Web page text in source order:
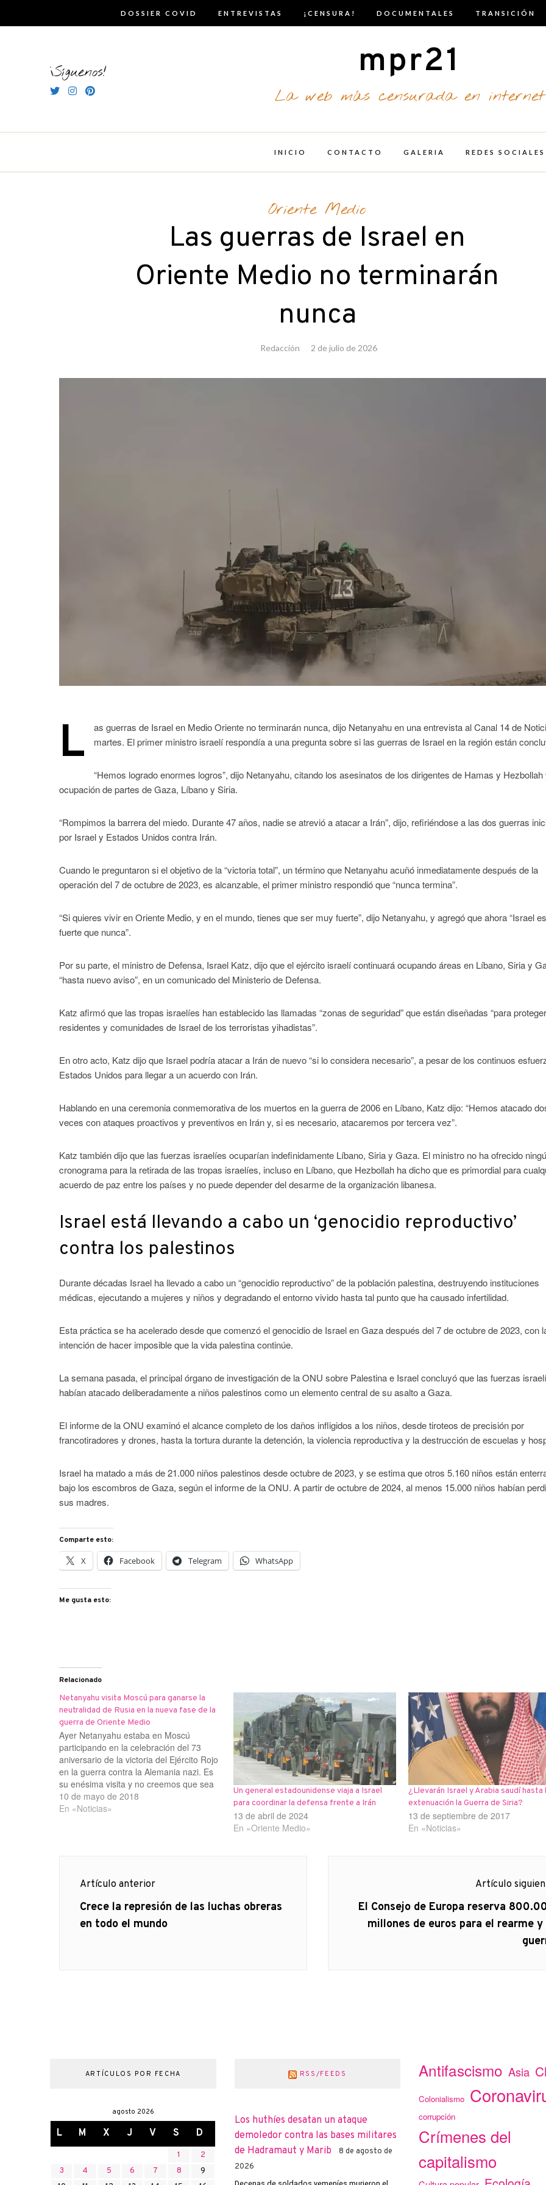
DOSSIER COVID ENTREVISTAS ¡CENSURA! DOCUMENTALES TRANSICIÓN
¡Síguenos! mpr21
La web más censurada en internet
INICIO CONTACTO GALERIA REDES SOCIALES
Oriente Medio
Las guerras de Israel en
Oriente Medio no terminarán
nunca
Redacción 2 de julio de 2026
L
as guerras de Israel en Medio Oriente no terminarán nunca, dijo Netanyahu en una entrevista al Canal 14 de
martes. El primer ministro israelí respondía a una pregunta sobre si las guerras de Israel en la región están
“Hemos logrado enormes logros”, dijo Netanyahu, citando los asesinatos de los dirigentes de Hamas y Hezbollah
ocupación de partes de Gaza, Líbano y Siria.
“Rompimos la barrera del miedo. Durante 47 años, nadie se atrevió a atacar a Irán”, dijo, refiriéndose a las dos guerras
por Israel y Estados Unidos contra Irán.
Cuando le preguntaron si el objetivo de la “victoria total”, un término que Netanyahu acuñó inmediatamente después de la
operación del 7 de octubre de 2023, es alcanzable, el primer ministro respondió que “nunca termina”.
“Si quieres vivir en Oriente Medio, y en el mundo, tienes que ser muy fuerte”, dijo Netanyahu, y agregó que ahora “Israel
fuerte que nunca”.
Por su parte, el ministro de Defensa, Israel Katz, dijo que el ejército israelí continuará ocupando áreas en Líbano, Siria y
“hasta nuevo aviso”, en un comunicado del Ministerio de Defensa.
Katz afirmó que las tropas israelíes han establecido las llamadas “zonas de seguridad” que están diseñadas “para
residentes y comunidades de Israel de los terroristas yihadistas”.
En otro acto, Katz dijo que Israel podría atacar a Irán de nuevo “si lo considera necesario”, a pesar de los continuos
Estados Unidos para llegar a un acuerdo con Irán.
Hablando en una ceremonia conmemorativa de los muertos en la guerra de 2006 en Líbano, Katz dijo: “Hemos atacado
veces con ataques proactivos y preventivos en Irán y, si es necesario, atacaremos por tercera vez”.
Katz también dijo que las fuerzas israelíes ocuparían indefinidamente Líbano, Siria y Gaza. El ministro no ha ofrecido
cronograma para la retirada de las tropas israelíes, incluso en Líbano, que Hezbollah ha dicho que es primordial para
acuerdo de paz entre los países y no puede depender del desarme de la organización libanesa.
Israel está llevando a cabo un ‘genocidio reproductivo’
contra los palestinos
Durante décadas Israel ha llevado a cabo un “genocidio reproductivo” de la población palestina, destruyendo instituciones
médicas, ejecutando a mujeres y niños y degradando el entorno vivido hasta tal punto que ha causado infertilidad.
Esta práctica se ha acelerado desde que comenzó el genocidio de Israel en Gaza después del 7 de octubre de 2023, con
intención de hacer imposible que la vida palestina continúe.
La semana pasada, el principal órgano de investigación de la ONU sobre Palestina e Israel concluyó que las fuerzas
habían atacado deliberadamente a niños palestinos como un elemento central de su asalto a Gaza.
El informe de la ONU examinó el alcance completo de los daños infligidos a los niños, desde tiroteos de precisión por
francotiradores y drones, hasta la tortura durante la detención, la violencia reproductiva y la destrucción de escuelas y
Israel ha matado a más de 21.000 niños palestinos desde octubre de 2023, y se estima que otros 5.160 niños están
bajo los escombros de Gaza, según el informe de la ONU. A partir de octubre de 2024, al menos 15.000 niños habían
sus madres.
Comparte esto:
X Facebook Telegram WhatsApp
Me gusta esto:
Relacionado
Netanyahu visita Moscú para ganarse la
neutralidad de Rusia en la nueva fase de la
guerra de Oriente Medio
Ayer Netanyahu estaba en Moscú
participando en la celebración del 73
aniversario de la victoria del Ejército Rojo
en la guerra contra la Alemania nazi. Es
su enésima visita y no creemos que sea
por cortesía, sino para convencer a Putin
de que rompa su alianza con Irán en
10 de mayo de 2018
En «Noticias»
Un general estadounidense viaja a Israel
para coordinar la defensa frente a Irán
13 de abril de 2024
En «Oriente Medio»
¿Llevarán Israel y Arabia saudí hasta
extenuación la Guerra de Siria?
13 de septiembre de 2017
En «Noticias»
Navegación
de
Artículo anterior
Artículo
anterior
Crece la represión de las luchas obreras
en todo el mundo
Artículo
Artículo
siguiente:
El Consejo de Europa reserva
millones de euros para el rearme y
ARTÍCULOS POR FECHA
agosto 2026
L M X J V S D
1
2
3
4 5 6 7 8
9
RSS/FEEDS
Los huthíes desatan un ataque
demoledor contra las bases militares
de Hadramaut y Marib
8 de agosto de
2026
Antifascismo Asia
Colonialismo
corrupción
Crímenes del
capitalismo